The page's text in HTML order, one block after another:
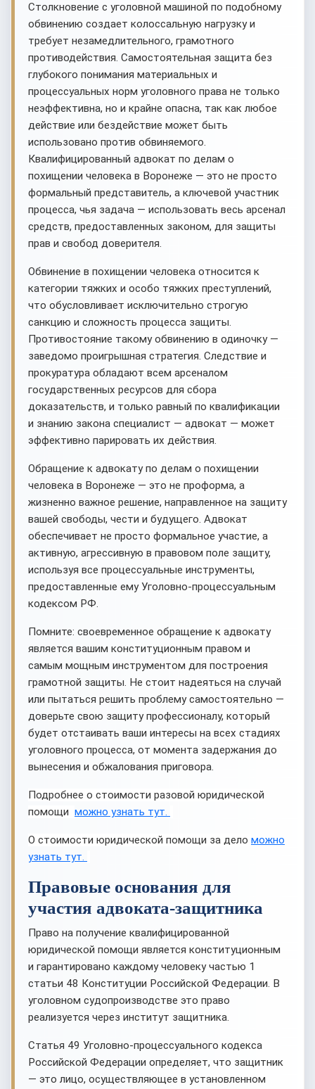
Столкновение с уголовной машиной по подобному
обвинению создает колоссальную нагрузку и
требует незамедлительного, грамотного
противодействия. Самостоятельная защита без
глубокого понимания материальных и
процессуальных норм уголовного права не только
неэффективна, но и крайне опасна, так как любое
действие или бездействие может быть
использовано против обвиняемого.
Квалифицированный адвокат по делам о
похищении человека в Воронеже — это не просто
формальный представитель, а ключевой участник
процесса, чья задача — использовать весь арсенал
средств, предоставленных законом, для защиты
прав и свобод доверителя.
Обвинение в похищении человека относится к
категории тяжких и особо тяжких преступлений,
что обусловливает исключительно строгую
санкцию и сложность процесса защиты.
Противостояние такому обвинению в одиночку —
заведомо проигрышная стратегия. Следствие и
прокуратура обладают всем арсеналом
государственных ресурсов для сбора
доказательств, и только равный по квалификации
и знанию закона специалист — адвокат — может
эффективно парировать их действия.
Обращение к адвокату по делам о похищении
человека в Воронеже — это не проформа, а
жизненно важное решение, направленное на защиту
вашей свободы, чести и будущего. Адвокат
обеспечивает не просто формальное участие, а
активную, агрессивную в правовом поле защиту,
используя все процессуальные инструменты,
предоставленные ему Уголовно-процессуальным
кодексом РФ.
Помните: своевременное обращение к адвокату
является вашим конституционным правом и
самым мощным инструментом для построения
грамотной защиты. Не стоит надеяться на случай
или пытаться решить проблему самостоятельно —
доверьте свою защиту профессионалу, который
будет отстаивать ваши интересы на всех стадиях
уголовного процесса, от момента задержания до
вынесения и обжалования приговора.
Подробнее о стоимости разовой юридической
помощи можно узнать тут.
О стоимости юридической помощи за дело можно
узнать тут.
Правовые основания для
участия адвоката-защитника
Право на получение квалифицированной
юридической помощи является конституционным
и гарантировано каждому человеку частью 1
статьи 48 Конституции Российской Федерации. В
уголовном судопроизводстве это право
реализуется через институт защитника.
Статья 49 Уголовно-процессуального кодекса
Российской Федерации определяет, что защитник
— это лицо, осуществляющее в установленном